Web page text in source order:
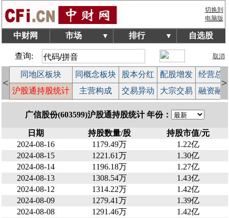
切换到
电脑版
中财网 市场 ▼ 排行 ▼ 自选股
查询: 取消
<
同地区板块 同概念板块 股本分红 配股增发
经营总
沪股通持股统计 主营构成 交易异动 大宗交易 融资融
>
广信股份(603599)沪股通持股统计 年份：
日期 持股数量/股
持股市值/元
2024-08-16
1179.49万
1.22亿
2024-08-15
1221.61万
1.30亿
2024-08-14
1196.18万
1.27亿
2024-08-13
1308.54万
1.43亿
2024-08-12
1314.22万
1.42亿
2024-08-09
1279.41万
1.39亿
2024-08-08
1291.46万
1.42亿